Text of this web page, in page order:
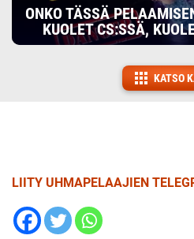
ONKO TÄSSÄ
KUOLET CS:SSÄ,
KATSO
LIITY UHMAPELAAJIEN